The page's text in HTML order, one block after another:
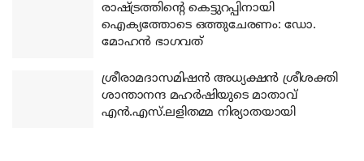
രാഷ്ട്രത്തിന്റെ കെട്ടുറപ്പിനായി
ഐക്യത്തോടെ ഒത്തുചേരണം: ഡോ.
മോഹന്‍ ഭാഗവത്
ശ്രീരാമദാസമിഷന്‍ അധ്യക്ഷന്‍ ശ്രീശക്തി
ശാന്താനന്ദ മഹര്‍ഷിയുടെ മാതാവ്
എന്‍.എസ്.ലളിതമ്മ നിര്യാതയായി